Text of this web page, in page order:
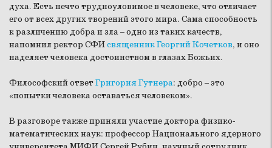
духа. Есть нечто трудноуловимое в человеке, что отличает
его от всех других творений этого мира. Сама способность
к различению добра и зла – одно из таких качеств,
напомнил ректор СФИсвященник Георгий Кочетков, и оно
наделяет человека достоинством в глазах Божьих.
Философский ответГригория Гутнера: добро – это
«попытки человека оставаться человеком».
В разговоре также приняли участие доктора физико-
математических наук: профессор Национального ядерного